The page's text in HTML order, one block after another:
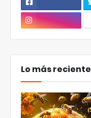
Lo más reciente